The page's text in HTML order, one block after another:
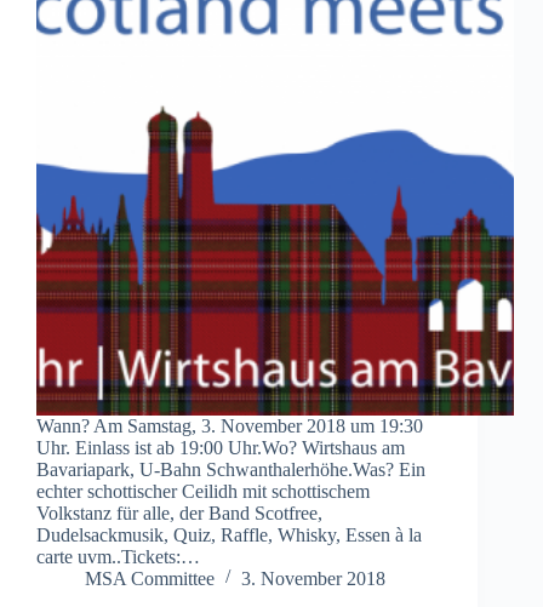
Wann? Am Samstag, 3. November 2018 um 19:30
Uhr. Einlass ist ab 19:00 Uhr.Wo? Wirtshaus am
Bavariapark, U-Bahn Schwanthalerhöhe.Was? Ein
echter schottischer Ceilidh mit schottischem
Volkstanz für alle, der Band Scotfree,
Dudelsackmusik, Quiz, Raffle, Whisky, Essen à la
carte uvm..Tickets:…
MSA Committee
3. November 2018